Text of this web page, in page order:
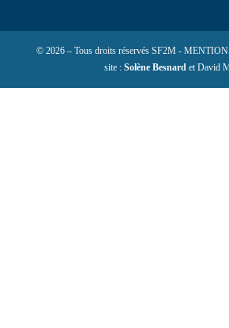
© 2026 – Tous droits réservés SF2M -
site :Solène Besnard et David